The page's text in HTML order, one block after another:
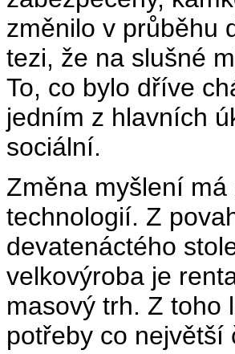
změnilo v průběhu
tezi, že na slušné
To, co bylo dříve
jedním z hlavních
sociální.
Změna myšlení
technologií. Z
devatenáctého
velkovýroba je
masový trh. Z toho
potřeby co největší